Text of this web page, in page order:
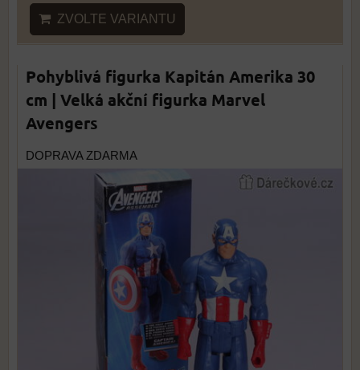
ZVOLTE VARIANTU
Pohyblivá figurka Kapitán Amerika 30
cm | Velká akční figurka Marvel
Avengers
DOPRAVA ZDARMA